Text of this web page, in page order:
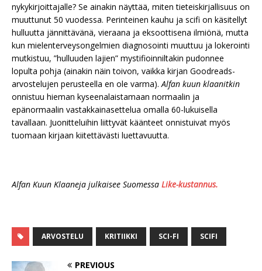
nykykirjoittajalle? Se ainakin näyttää, miten tieteiskirjallisuus on
muuttunut 50 vuodessa. Perinteinen kauhu ja scifi on käsitellyt
hulluutta jännittävänä, vieraana ja eksoottisena ilmiönä, mutta
kun mielenterveysongelmien diagnosointi muuttuu ja lokerointi
mutkistuu, ”hulluuden lajien” mystifioinniltakin pudonnee
lopulta pohja (ainakin näin toivon, vaikka kirjan Goodreads-
arvostelujen perusteella en ole varma).Alfan kuun klaanitkin
onnistuu hieman kyseenalaistamaan normaalin ja
epänormaalin vastakkainasettelua omalla 60-lukuisella
tavallaan. Juonitteluihin liittyvät käänteet onnistuivat myös
tuomaan kirjaan kiitettävästi luettavuutta.
Alfan Kuun Klaaneja julkaisee Suomessa Like-kustannus.
ARVOSTELU KRITIIKKI SCI-FI SCIFI
PREVIOUS